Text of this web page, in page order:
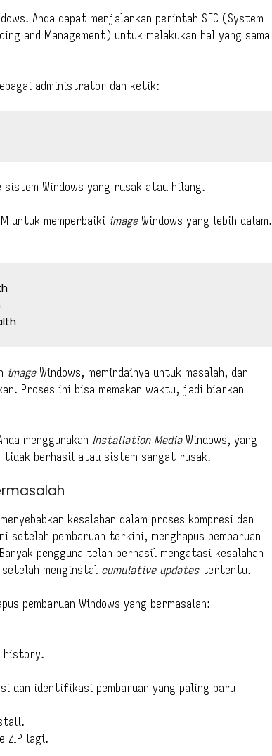
Anda dapat menjalankan perintah SFC (System
and Management) untuk melakukan hal yang sama
administrator dan ketik:
Windows yang rusak atau hilang.
untuk memperbaiki imageWindows yang lebih dalam.
imageWindows, memindainya untuk masalah, dan
Proses ini bisa memakan waktu, jadi biarkan
menggunakan Installation MediaWindows, yang
berhasil atau sistem sangat rusak.
kesalahan dalam proses kompresi dan
setelah pembaruan terkini, menghapus pembaruan
pengguna telah berhasil mengatasi kesalahan
menginstal cumulative updatestertentu.
pembaruan Windows yang bermasalah:
history.
dan identifikasi pembaruan yang paling baru
ZIP lagi.